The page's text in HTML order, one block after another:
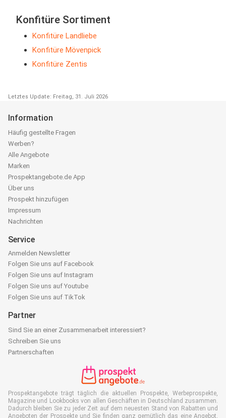
Konfitüre Sortiment
Konfitüre Landliebe
Konfitüre Mövenpick
Konfitüre Zentis
Letztes Update: Freitag, 31. Juli 2026
Information
Häufig gestellte Fragen
Werben?
Alle Angebote
Marken
Prospektangebote.de App
Über uns
Prospekt hinzufügen
Impressum
Nachrichten
Service
Anmelden Newsletter
Folgen Sie uns auf Facebook
Folgen Sie uns auf Instagram
Folgen Sie uns auf Youtube
Folgen Sie uns auf TikTok
Partner
Sind Sie an einer Zusammenarbeit interessiert?
Schreiben Sie uns
Partnerschaften
Prospektangebote trägt täglich die aktuellen Prospekte, Werbeprospekte,
Magazine und Lookbooks von allen Geschäften in Deutschland zusammen.
Dadurch bleiben Sie zu jeder Zeit auf dem neuesten Stand von Rabatten und
Angeboten der Prospekte und Sie finden ganz gemütlich das eine Angebot,